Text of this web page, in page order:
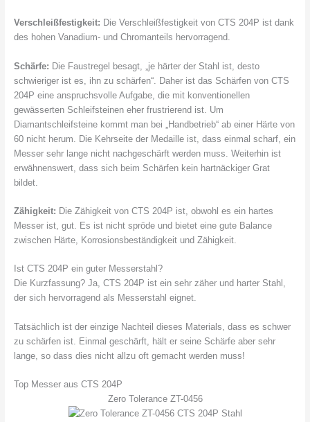
Verschleißfestigkeit: Die Verschleißfestigkeit von CTS 204P ist dank
des hohen Vanadium- und Chromanteils hervorragend.
Schärfe: Die Faustregel besagt, „je härter der Stahl ist, desto
schwieriger ist es, ihn zu schärfen“. Daher ist das Schärfen von CTS
204P eine anspruchsvolle Aufgabe, die mit konventionellen
gewässerten Schleifsteinen eher frustrierend ist. Um
Diamantschleifsteine kommt man bei „Handbetrieb“ ab einer Härte von
60 nicht herum. Die Kehrseite der Medaille ist, dass einmal scharf, ein
Messer sehr lange nicht nachgeschärft werden muss. Weiterhin ist
erwähnenswert, dass sich beim Schärfen kein hartnäckiger Grat
bildet.
Zähigkeit: Die Zähigkeit von CTS 204P ist, obwohl es ein hartes
Messer ist, gut. Es ist nicht spröde und bietet eine gute Balance
zwischen Härte, Korrosionsbeständigkeit und Zähigkeit.
Ist CTS 204P ein guter Messerstahl?
Die Kurzfassung? Ja, CTS 204P ist ein sehr zäher und harter Stahl,
der sich hervorragend als Messerstahl eignet.
Tatsächlich ist der einzige Nachteil dieses Materials, dass es schwer
zu schärfen ist. Einmal geschärft, hält er seine Schärfe aber sehr
lange, so dass dies nicht allzu oft gemacht werden muss!
Top Messer aus CTS 204P
Zero Tolerance ZT-0456